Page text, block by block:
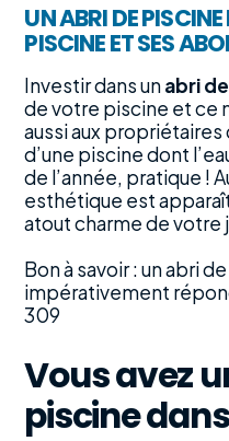
UN ABRI DE
PISCINE ET SES
Investir dans unabri
de votre piscine et ce
aussi aux
d’une piscine dont
de l’année, pratique !
esthétique est
atout charme de votre
Bon à savoir : un abri
impérativement
309
Vous avez
piscine